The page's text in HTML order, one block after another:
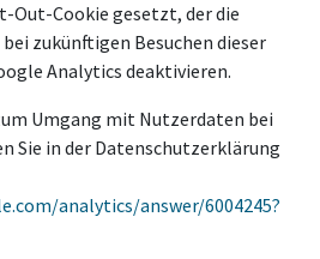
Out-Cookie gesetzt, der die
zukünftigen Besuchen dieser
Analytics deaktivieren.
Umgang mit Nutzerdaten bei
Sie in der Datenschutzerklärung
analytics/answer/6004245?